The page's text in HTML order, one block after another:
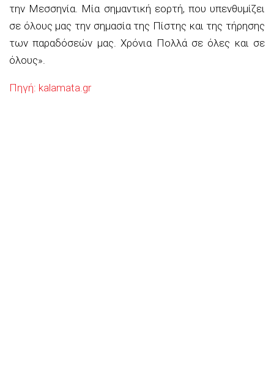
την Μεσσηνία. Μία σημαντική εορτή, που υπενθυμίζει
σε όλους μας την σημασία της Πίστης και της τήρησης
των παραδόσεών μας. Χρόνια Πολλά σε όλες και σε
όλους».
Πηγή: kalamata.gr